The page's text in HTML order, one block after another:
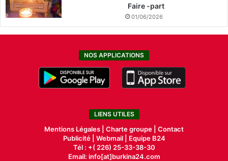
Faire -part
01/06/2026
NOS APPLICATIONS
LIENS UTILES
Mentions Légales | Charte groupe | Contact
Publicité| Webmail |
Equipe B24
Tél : +( 226) 25-33-38-30
Email: info[at]burkina24.com